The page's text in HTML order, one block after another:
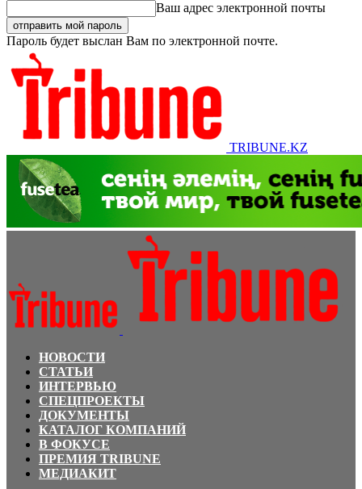
Ваш адрес электронной почты
Пароль будет выслан Вам по электронной почте.
TRIBUNE.KZ
НОВОСТИ
СТАТЬИ
ИНТЕРВЬЮ
СПЕЦПРОЕКТЫ
ДОКУМЕНТЫ
КАТАЛОГ КОМПАНИЙ
В ФОКУСЕ
ПРЕМИЯ TRIBUNE
МЕДИАКИТ